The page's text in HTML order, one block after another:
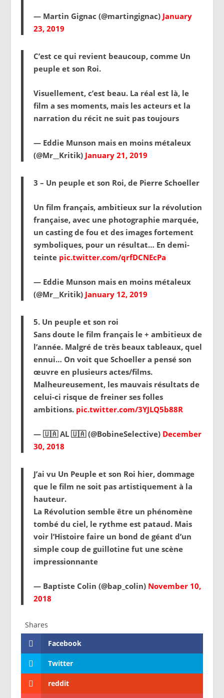
— Martin Gignac (@martingignac) January
23, 2019
C’est ce qui revient beaucoup, comme Un
peuple et son Roi.
Visuellement, c’est beau. La réal est là, le
film a ses moments, mais les acteurs et la
narration du récit ne suit pas toujours
— Eddie Munson mais en moins métaleux
(@Mr__Kritik) January 21, 2019
3 – Un peuple et son Roi, de Pierre Schoeller
Un film français, ambitieux sur la révolution
française, avec une photographie marquée,
un casting de fou et des images fortement
symboliques, pour un résultat… En demi-
teinte pic.twitter.com/qrfDCNEcPa
— Eddie Munson mais en moins métaleux
(@Mr__Kritik) January 12, 2019
5. Un peuple et son roi
Sans doute le film français le + ambitieux de
l’année. Malgré de très beaux tableaux, quel
ennui… On voit que Schoeller a pensé son
œuvre en plusieurs actes/films.
Malheureusement, les mauvais résultats de
celui-ci risque de freiner ses folles
ambitions. pic.twitter.com/3YJLQ5b88R
— 🇺🇦 AL 🇺🇦 (@BobineSelective) December
30, 2018
J’ai vu Un Peuple et son Roi hier, dommage
que le film ne soit pas artistiquement à la
hauteur.
La Révolution semble être un phénomène
tombé du ciel, le rythme est pataud. Mais
voir l’Histoire faire un bond de géant d’un
simple coup de guillotine fut une scène
impressionnante
— Baptiste Colin (@bap_colin) November 10,
2018
Shares
Facebook
Twitter
reddit